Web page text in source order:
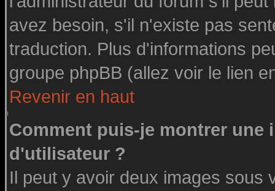
avez besoin, s'il n'existe pas
traduction. Plus d'informations
groupe phpBB (allez voir le lien
Revenir en haut
Comment puis-je montrer une
d'utilisateur ?
Il peut y avoir deux images sous